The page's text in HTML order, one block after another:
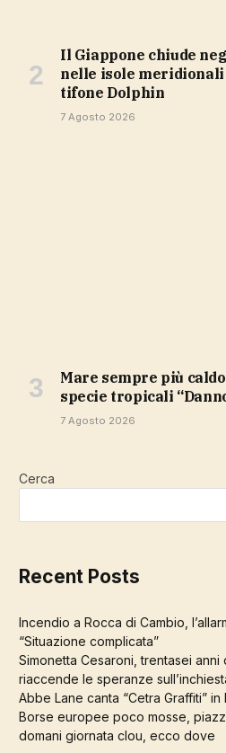
Il Giappone chiude negozi e cancella voli
nelle isole
tifone Dolphin
7 Agosto 2026
Mare sempre più caldo, si diffondono nuove
specie tropicali
7 Agosto 2026
Cerca
Recent Posts
Incendio a Rocca di Cambio,
“Situazione complicata”
Simonetta Cesaroni, trentasei
riaccende le speranze
Abbe Lane canta “Cetra Graffiti” in
Borse europee poco mosse,
domani giornata clou, ecco dove